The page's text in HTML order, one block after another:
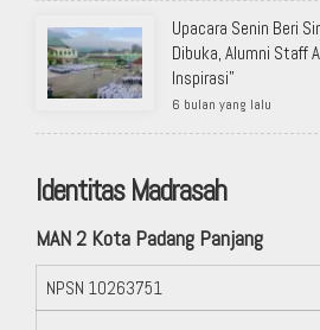
Upacara Senin Beri
Dibuka, Alumni Staff
Inspirasi”
6 bulan yang lalu
Identitas Madrasah
MAN 2 Kota Padang Panjang
NPSN 10263751